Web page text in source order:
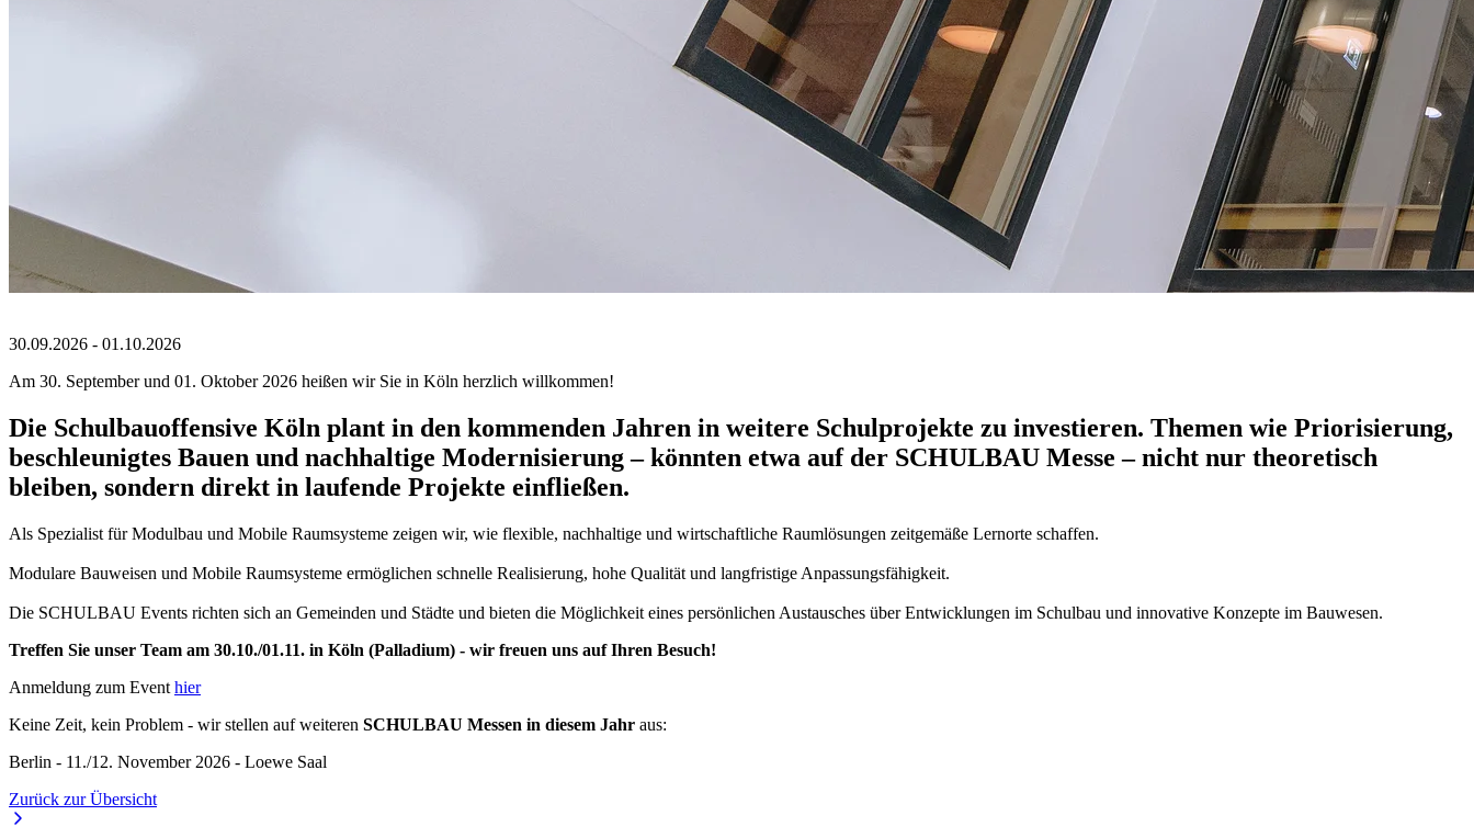
30.09.2026 - 01.10.2026
Am 30. September und 01. Oktober 2026 heißen wir Sie in Köln herzlich willkommen!
Die Schulbauoffensive Köln plant in den kommenden Jahren in weitere Schulprojekte zu investieren. Themen wie Priorisierung,
beschleunigtes Bauen und nachhaltige Modernisierung– könnten etwa auf der SCHULBAU Messe – nicht nur theoretisch
bleiben, sondern direkt in laufende Projekte einfließen.
Als Spezialist für Modulbau und Mobile Raumsysteme zeigen wir, wie flexible, nachhaltige und wirtschaftliche Raumlösungen zeitgemäße Lernorte schaffen.
Modulare Bauweisen und Mobile Raumsysteme ermöglichen schnelle Realisierung, hohe Qualität und langfristige Anpassungsfähigkeit.
Die SCHULBAU Events richten sich an Gemeinden und Städte und bieten die Möglichkeit eines persönlichen Austausches über Entwicklungen im Schulbau und innovative Konzepte im Bauwesen.
Treffen Sie unser Team am 30.10./01.11. in Köln (Palladium) - wir freuen uns auf Ihren Besuch!
Anmeldung zum Event hier
Keine Zeit, kein Problem - wir stellen auf weiteren SCHULBAU Messen in diesem Jahr aus:
Berlin - 11./12. November 2026 - Loewe Saal
Zurück zur Übersicht